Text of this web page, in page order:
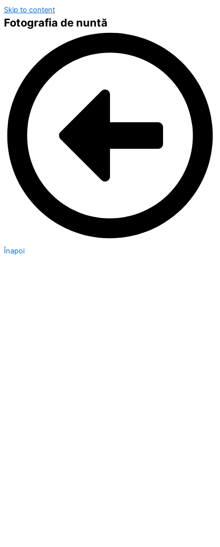
Skip to content
Fotografia de nuntă
Înapoi